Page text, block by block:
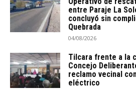
entre Paraje La
concluyó sin
Quebrada
04/08/2026
Tilcara frente a la
Concejo
reclamo vecinal
eléctrico